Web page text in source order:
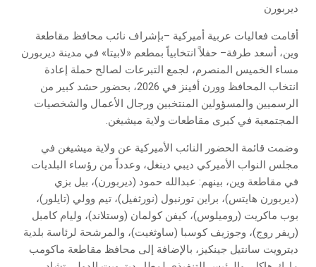
ديربورن
أقامت فعاليات عربية أميركية –بإشراف نائب محافظ مقاطعة
وين، أسعد طرفة– حفلاً انتخابياً بمطعم «لابيتا» في مدينة ديربورن
مساء الخميس المنصرم، لجمع التبرعات لصالح حملة إعادة
انتخاب المحافظ وورن أفينز في 2026، بحضور حشد كبير من
الرسميين والمسؤولين المنتخبين ورجال الأعمال والشخصيات
المجتمعية في كبرى مقاطعات ولاية ميشيغن.
وضمت قائمة الحضور النائب الأميركية عن ولاية ميشيغن في
مجلس النواب الأميركي ديبي دينغل، وعدداً من رؤساء البلديات
في مقاطعة وين، بينهم: عبدالله حمود (ديربورن)، بيل بزي
(ديربورن هايتس)، براين تورنبول (نورثفيل)، تيم وولي (تايلور)،
بوب ماكريت (روميلوس)، كيفن كولمان (وستلاند)، وليام كامبل
(ريفر روج)، وجوزيف كوسبا (ساوثغيت)، والمرشحة لرئاسة بلدية
ديترويت سانتيل جينكيز، بالإضافة إلى محافظ مقاطعة ماكومب